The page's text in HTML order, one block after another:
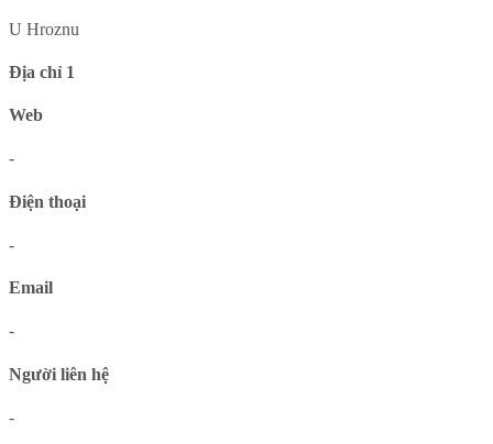
U Hroznu
Địa chỉ 1
Web
-
Điện thoại
-
Email
-
Người liên hệ
-